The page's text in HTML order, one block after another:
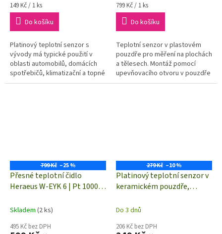
Měrná
cena:
149 Kč / 1 ks
Do košíku
Platinový teplotní senzor s
vývody má typické použití v
oblasti automobilů, domácích
spotřebičů, klimatizační a topné
techniky, ve zpracovatelském
Měrná
cena:
799 Kč / 1 ks
Do košíku
Teplotní senzor v plastovém
pouzdře pro měření na plochách
a tělesech. Montáž pomocí
upevňovacího otvoru v pouzdře
senzoru.
799 Kč –25 %
Přesné teplotní čidlo
Heraeus W-EYK 6 | Pt 1000 |
Skladem (2 ks)
495 Kč bez DPH
279 Kč –10 %
Platinový teplotní senzor v
keramickém pouzdře,
+500°C, Pt 100
Do 3 dnů
206 Kč bez DPH